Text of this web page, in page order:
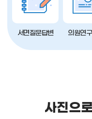
서면질문답변 의원연
사진으